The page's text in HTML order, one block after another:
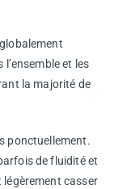
et les
la majorité de
ponctuellement.
de fluidité et
casser